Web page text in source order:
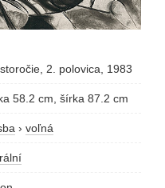
2. polovica, 1983
58.2 cm, šírka 87.2 cm
› voľná